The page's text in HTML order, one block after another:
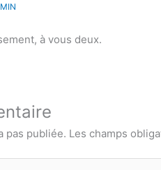
à vous deux.
pas publiée. Les champs